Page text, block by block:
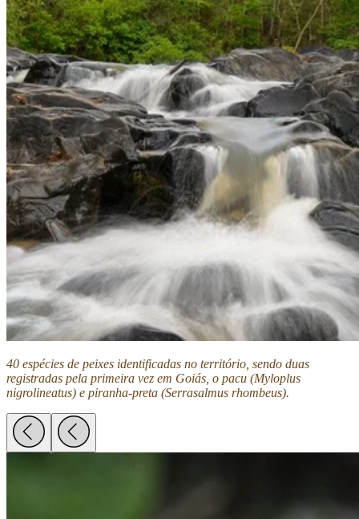
40 espécies de peixes identificadas no território, sendo duas
registradas pela primeira vez em Goiás, o pacu (Myloplus
nigrolineatus) e piranha-preta (Serrasalmus rhombeus).